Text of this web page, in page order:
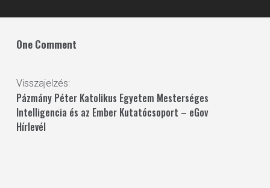
One Comment
Visszajelzés:
Pázmány Péter Katolikus Egyetem Mesterséges
Intelligencia és az Ember Kutatócsoport – eGov
Hírlevél